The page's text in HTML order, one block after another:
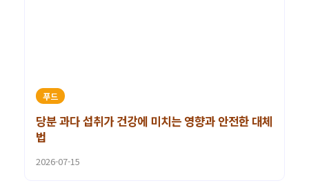
푸드
당분 과다 섭취가 건강에 미치는 영향과 안전한 대체
법
2026-07-15